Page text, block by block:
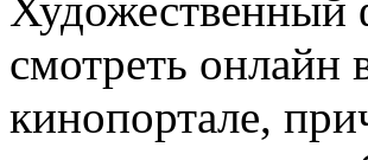
смотреть
кинопортале,